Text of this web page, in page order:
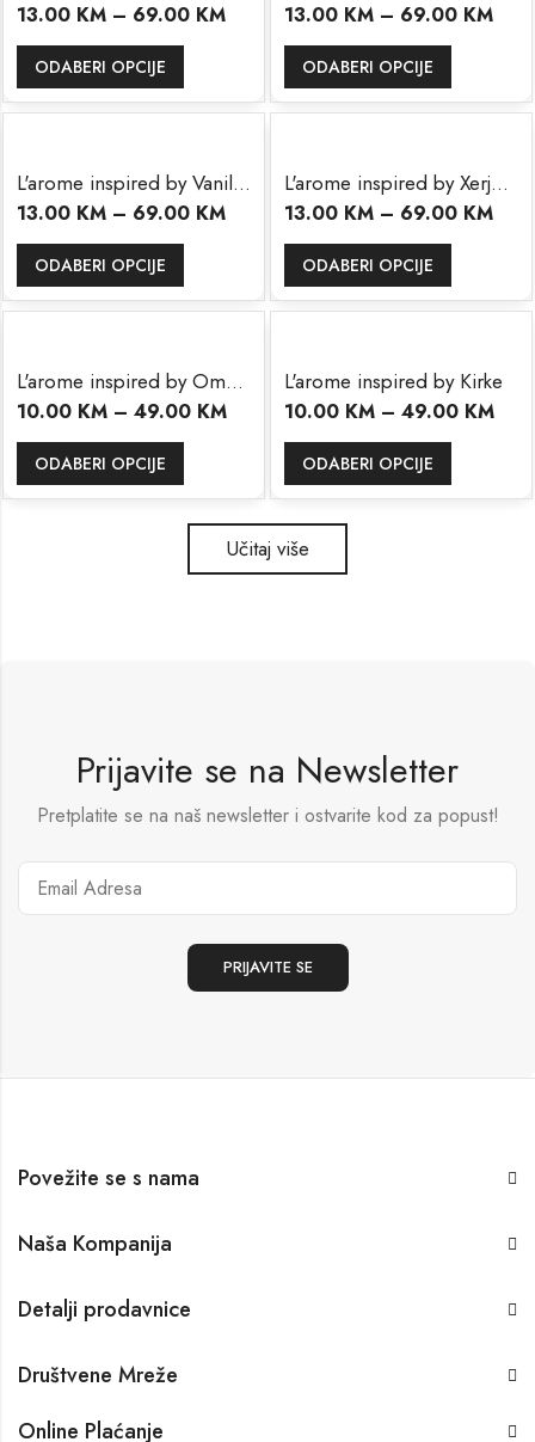
13.00 KM – 69.00 KM
ODABERI OPCIJE
13.00 KM – 69.00 KM
ODABERI OPCIJE
L'arome inspired by Vanilla Tom Ford
13.00 KM – 69.00 KM
ODABERI OPCIJE
L'arome inspired by Xerjoff 1861 Naxos
13.00 KM – 69.00 KM
ODABERI OPCIJE
L'arome inspired by Ombre Nomade
10.00 KM – 49.00 KM
ODABERI OPCIJE
L'arome inspired by Kirke
10.00 KM – 49.00 KM
ODABERI OPCIJE
Učitaj više
Prijavite se na Newsletter
Pretplatite se na naš newsletter i ostvarite kod za popust!
Povežite se s nama
Naša Kompanija
Detalji prodavnice
Društvene Mreže
Online Plaćanje